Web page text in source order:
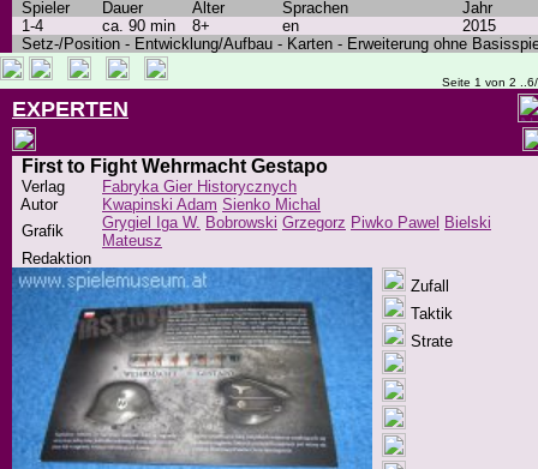
Spieler Dauer Alter Sprachen
Jahr
1-4
ca. 90 min 8+ en
2015
Setz-/Position - Entwicklung/Aufbau - Karten - Erweiterung ohne
Seite 1 von 2
EXPERTEN
First to Fight Wehrmacht Gestapo
Verlag
Fabryka Gier Historycznych
Autor
Kwapinski Adam Sienko Michal
Grafik
Grygiel Iga W. Bobrowski Grzegorz Piwko Pawel Bielski
Mateusz
Redaktion
Zufall
Taktik
Strate